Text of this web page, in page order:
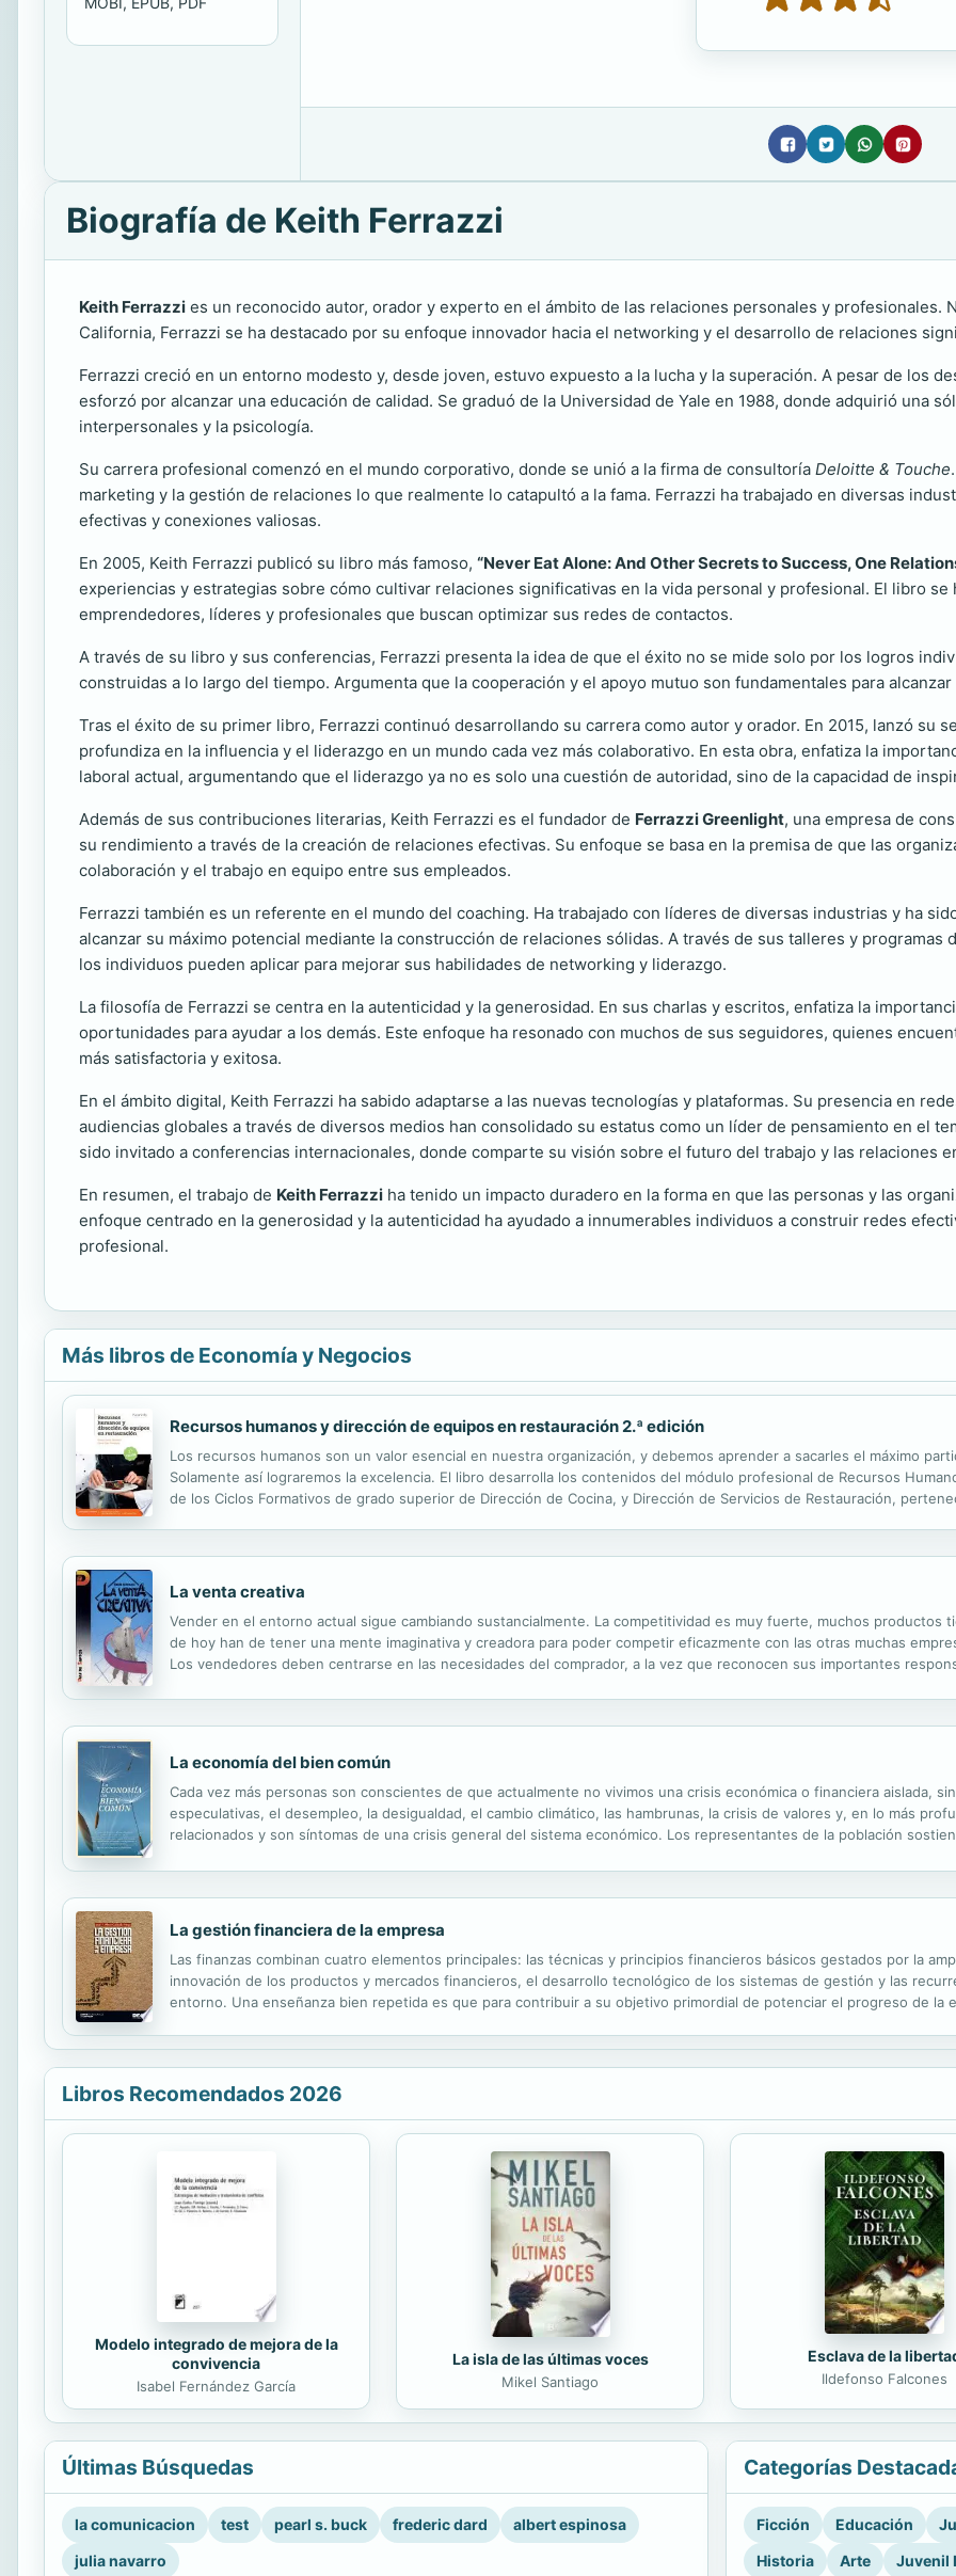
Biografía de Keith Ferrazzi
Keith Ferrazzi es un reconocido autor, orador y experto en el ámbito de las relaciones personales y profesionales.
California, Ferrazzi se ha destacado por su enfoque innovador hacia el networking y el desarrollo de relaciones
Ferrazzi creció en un entorno modesto y, desde joven, estuvo expuesto a la lucha y la superación. A pesar de los
esforzó por alcanzar una educación de calidad. Se graduó de la Universidad de Yale en 1988, donde adquirió una
interpersonales y la psicología.
Su carrera profesional comenzó en el mundo corporativo, donde se unió a la firma de consultoría Deloitte & Touche
marketing y la gestión de relaciones lo que realmente lo catapultó a la fama. Ferrazzi ha trabajado en diversas
efectivas y conexiones valiosas.
En 2005, Keith Ferrazzi publicó su libro más famoso, “Never Eat Alone: And Other Secrets to Success, One
experiencias y estrategias sobre cómo cultivar relaciones significativas en la vida personal y profesional. El libro
emprendedores, líderes y profesionales que buscan optimizar sus redes de contactos.
A través de su libro y sus conferencias, Ferrazzi presenta la idea de que el éxito no se mide solo por los logros
construidas a lo largo del tiempo. Argumenta que la cooperación y el apoyo mutuo son fundamentales para
Tras el éxito de su primer libro, Ferrazzi continuó desarrollando su carrera como autor y orador. En 2015, lanzó su
profundiza en la influencia y el liderazgo en un mundo cada vez más colaborativo. En esta obra, enfatiza la
laboral actual, argumentando que el liderazgo ya no es solo una cuestión de autoridad, sino de la capacidad de
Además de sus contribuciones literarias, Keith Ferrazzi es el fundador de Ferrazzi Greenlight, una empresa de
su rendimiento a través de la creación de relaciones efectivas. Su enfoque se basa en la premisa de que las
colaboración y el trabajo en equipo entre sus empleados.
Ferrazzi también es un referente en el mundo del coaching. Ha trabajado con líderes de diversas industrias y ha
alcanzar su máximo potencial mediante la construcción de relaciones sólidas. A través de sus talleres y
los individuos pueden aplicar para mejorar sus habilidades de networking y liderazgo.
La filosofía de Ferrazzi se centra en la autenticidad y la generosidad. En sus charlas y escritos, enfatiza la
oportunidades para ayudar a los demás. Este enfoque ha resonado con muchos de sus seguidores, quienes
más satisfactoria y exitosa.
En el ámbito digital, Keith Ferrazzi ha sabido adaptarse a las nuevas tecnologías y plataformas. Su presencia en
audiencias globales a través de diversos medios han consolidado su estatus como un líder de pensamiento en el
sido invitado a conferencias internacionales, donde comparte su visión sobre el futuro del trabajo y las relaciones
En resumen, el trabajo de Keith Ferrazzi ha tenido un impacto duradero en la forma en que las personas y las
enfoque centrado en la generosidad y la autenticidad ha ayudado a innumerables individuos a construir redes
profesional.
Más libros de Economía y Negocios
Recursos humanos y dirección de equipos en restauración 2.ª edición
Los recursos humanos son un valor esencial en nuestra organización, y debemos aprender a sacarles el máximo
Solamente así lograremos la excelencia. El libro desarrolla los contenidos del módulo profesional de Recursos
de los Ciclos Formativos de grado superior de Dirección de Cocina, y Dirección de Servicios de Restauración,
La venta creativa
Vender en el entorno actual sigue cambiando sustancialmente. La competitividad es muy fuerte, muchos productos
de hoy han de tener una mente imaginativa y creadora para poder competir eficazmente con las otras muchas
Los vendedores deben centrarse en las necesidades del comprador, a la vez que reconocen sus importantes
La economía del bien común
Cada vez más personas son conscientes de que actualmente no vivimos una crisis económica o financiera aislada,
especulativas, el desempleo, la desigualdad, el cambio climático, las hambrunas, la crisis de valores y, en lo más
relacionados y son síntomas de una crisis general del sistema económico. Los representantes de la población
La gestión financiera de la empresa
Las finanzas combinan cuatro elementos principales: las técnicas y principios financieros básicos gestados por la
innovación de los productos y mercados financieros, el desarrollo tecnológico de los sistemas de gestión y las
entorno. Una enseñanza bien repetida es que para contribuir a su objetivo primordial de potenciar el progreso de la
Libros Recomendados 2026
Modelo integrado de mejora de la
convivencia
Isabel Fernández García
La isla de las últimas voces
Mikel Santiago
Esclava de la
Ildefonso Falcones
Últimas Búsquedas
la comunicacion test pearl s. buck frederic dard
albert espinosa
julia navarro
Categorías
Ficción Educación
Historia
Arte Juvenil